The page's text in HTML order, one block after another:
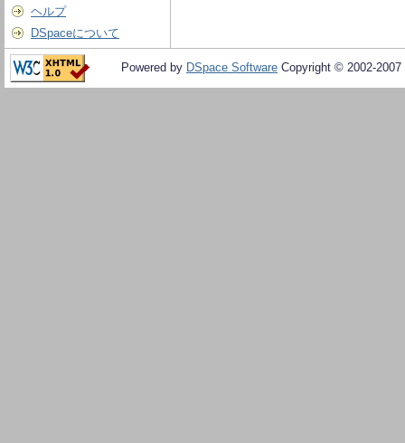
ヘルプ
DSpaceについて
Powered by DSpace Software Copyright © 2002-2007